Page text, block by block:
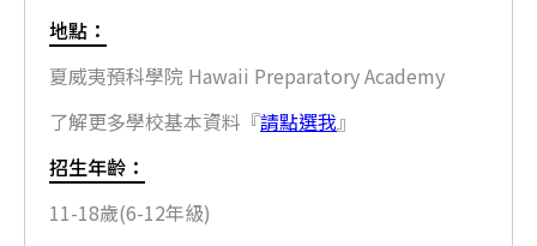
地點：
夏威夷預科學院 Hawaii Preparatory Academy
了解更多學校基本資料『請點選我』
招生年齡：
11-18歲(6-12年級)